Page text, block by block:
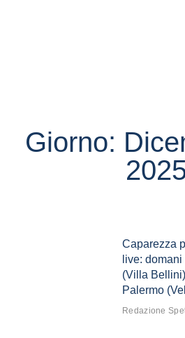
Giorno:
Caparezza
live:
(Villa
Palermo
Redazione